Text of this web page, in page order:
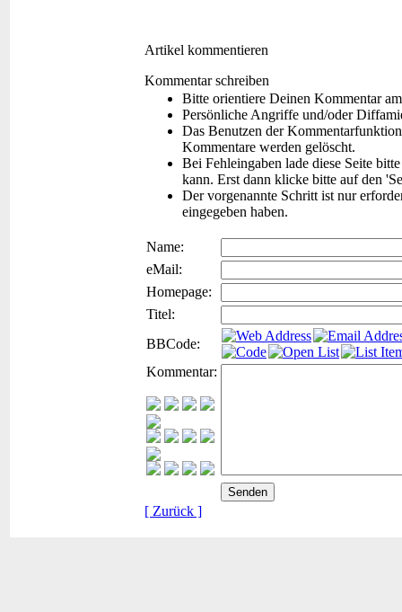
Artikel kommentieren
Kommentar schreiben
Bitte orientiere Deinen Kommentar
Persönliche Angriffe und/oder
Das Benutzen der
Kommentare werden gelöscht.
Bei Fehleingaben lade diese Seite
kann. Erst dann klicke bitte auf den
Der vorgenannte Schritt ist nur
eingegeben haben.
Name:
eMail:
Homepage:
Titel:
BBCode:
Kommentar:
[ Zurück ]